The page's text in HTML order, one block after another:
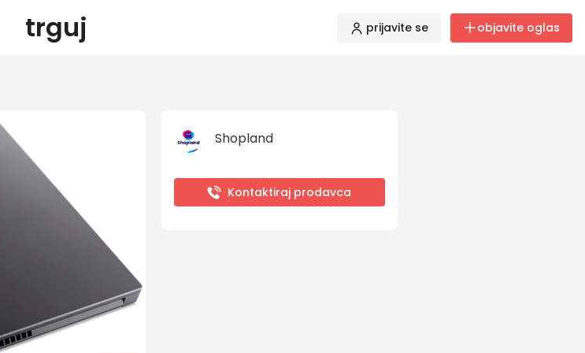
trguj prijavite se objavite oglas
Shopland
Kontaktiraj prodavca